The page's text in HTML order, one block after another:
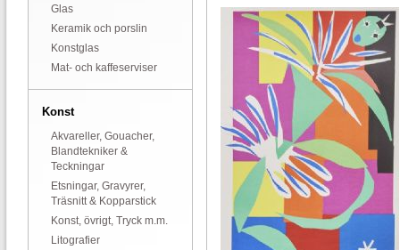
Glas
Keramik och porslin
Konstglas
Mat- och kaffeserviser
Konst
Akvareller, Gouacher,
Blandtekniker &
Teckningar
Etsningar, Gravyrer,
Träsnitt & Kopparstick
Konst, övrigt, Tryck m.m.
Litografier